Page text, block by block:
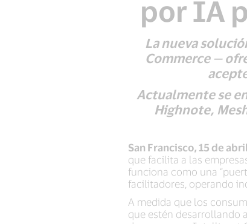
por IA
La nueva
Commerce —
Actualmente se
Highnote,
San Francisco, 15 de
que facilita a las
funciona como una
facilitadores, operando
A medida que los
que estén desarrollando